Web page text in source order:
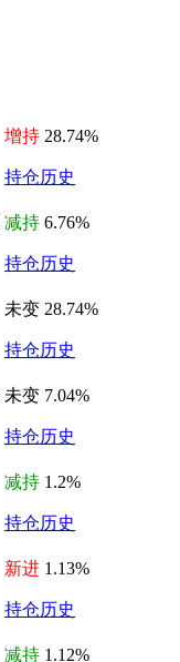
增持 28.74%
持仓历史
减持 6.76%
持仓历史
未变 28.74%
持仓历史
未变 7.04%
持仓历史
减持 1.2%
持仓历史
新进 1.13%
持仓历史
减持 1.12%